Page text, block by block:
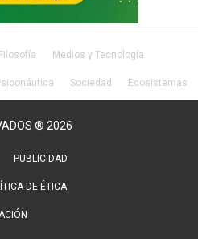
Filosofía Medios y Tecnología
Sociedad Ecosistemas
® 2026
PUBLICIDAD
DE ÉTICA